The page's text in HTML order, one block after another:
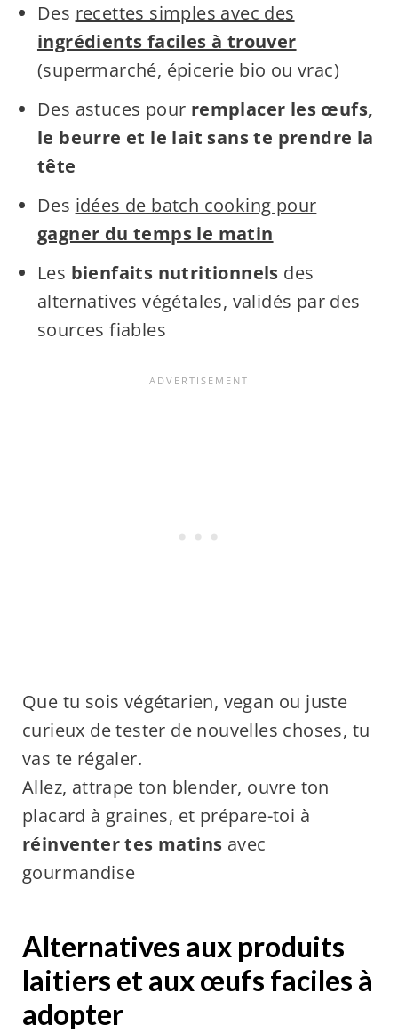
Des recettes simples avec des
ingrédients faciles à trouver
(supermarché, épicerie bio ou vrac)
Des astuces pour remplacer les œufs,
le beurre et le lait sans te prendre la
tête
Des idées de batch cooking pour
gagner du temps le matin
Les bienfaits nutritionnels des
alternatives végétales, validés par des
sources fiables
Que tu sois végétarien, vegan ou juste
curieux de tester de nouvelles choses, tu
vas te régaler.
Allez, attrape ton blender, ouvre ton
placard à graines, et prépare-toi à
réinventer tes matins avec
gourmandise
Alternatives aux produits
laitiers et aux œufs faciles à
adopter